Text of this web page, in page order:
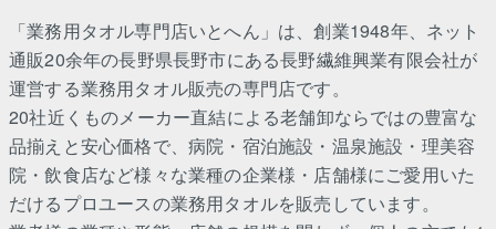
「業務用タオル専門店いとへん」は、創業1948年、ネット
通販20余年の長野県長野市にある長野繊維興業有限会社が
運営する業務用タオル販売の専門店です。
20社近くものメーカー直結による老舗卸ならではの豊富な
品揃えと安心価格で、病院・宿泊施設・温泉施設・理美容
院・飲食店など様々な業種の企業様・店舗様にご愛用いた
だけるプロユースの業務用タオルを販売しています。